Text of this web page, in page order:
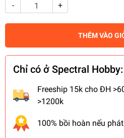
- +
THÊM VÀO
Chỉ có ở Spectral Hobby:
Freeship 15k cho ĐH
>1200k
100% bồi hoàn nếu